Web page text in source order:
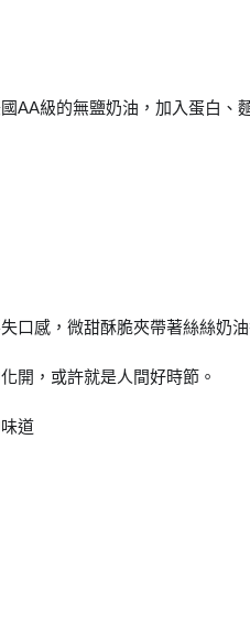
AA級的無鹽奶油，加入蛋白、
口感，微甜酥脆夾帶著絲絲奶油
開，或許就是人間好時節。
道